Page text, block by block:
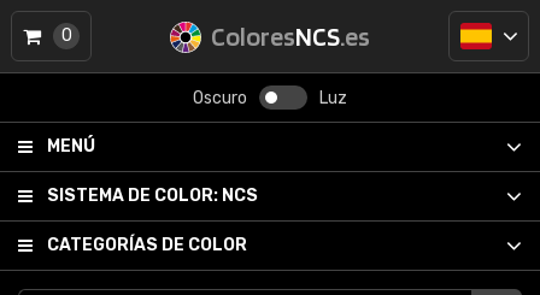
ColoresNCS.es
Oscuro Luz
MENÚ
SISTEMA DE COLOR: NCS
CATEGORÍAS DE COLOR
0